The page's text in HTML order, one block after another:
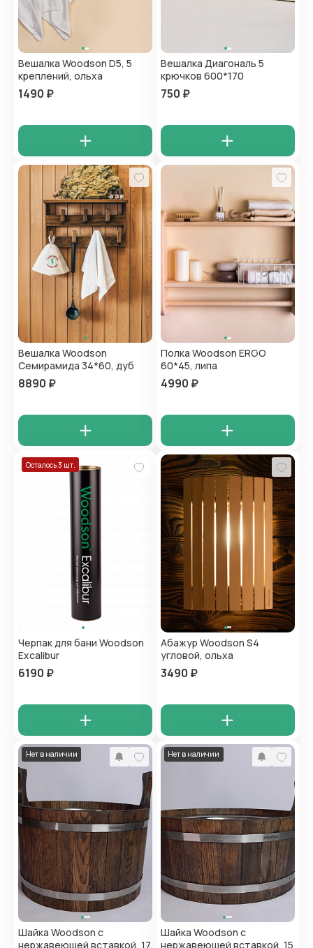
Вешалка Woodson D5, 5
креплений, ольха
1490 ₽
Вешалка Диагональ 5
крючков 600*170
750 ₽
Вешалка Woodson
Семирамида 34*60, дуб
8890 ₽
Полка Woodson ERGO
60*45, липа
4990 ₽
Осталось 3 шт.
Черпак для бани Woodson
Excalibur
6190 ₽
Абажур Woodson S4
угловой, ольха
3490 ₽
Нет в наличии
Шайка Woodson с
нержавеющей вставкой, 17
Нет в наличии
Шайка Woodson с
нержавеющей вставкой, 15